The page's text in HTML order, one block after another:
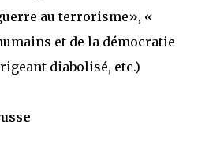
au terrorisme», «
et de la démocratie
diabolisé, etc.)